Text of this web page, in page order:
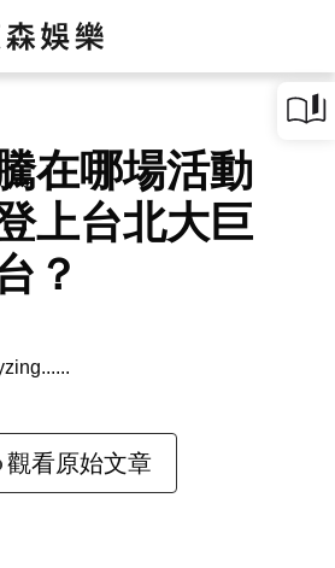
在哪場活動
上台北大巨
？
觀看原始文章